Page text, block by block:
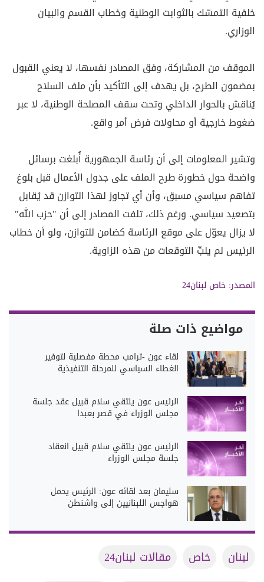
خلفية التمسّك بالثوابت الوطنية وخطاب القسم والبيان
الوزاري.
الموقف من المشاركة، وفق المصادر نفسها، لا يعني القبول
بمضمون الطرح، بل يهدف إلى التأكيد بأن ملف السلاح
يُناقش بالحوار الداخلي وتحت سقف المصلحة الوطنية، لا عبر
ضغوط خارجية أو محاولات فرض أمر واقع.
وتشير المعلومات إلى أن رئاسة الجمهورية أُبلغت برسائل
واضحة حول خطورة طرح الملف على جدول الأعمال قبل بلوغ
تفاهم سياسي مسبق، وأن أي تجاوز لهذا التوازن قد يُقابل
بتصعيد سياسي. ورغم ذلك، تلفت المصادر إلى أن "حزب الله"
لا يزال يعوّل على موقع الرئاسة كضامن للتوازن، ولو أن خطاب
الرئيس لم يلبِّ التوقعات من هذه الزاوية.
المصدر: خاص لبنان24
مواضيع ذات صلة
لقاء عون -ترامب محطة مفصلية لتوفير
الغطاء السياسي للمرحلة التنفيذية
الرئيس عون يلتقي سلام قبيل عقد جلسة
مجلس الوزراء في قصر بعبدا
الرئيس عون يلتقي سلام قبيل انعقاد
جلسة مجلس الوزراء
سليمان بعد لقائه عون: الرئيس يحمل
هواجس اللبنانيين إلى واشنطن
لبنان خاص
مقالات لبنان24